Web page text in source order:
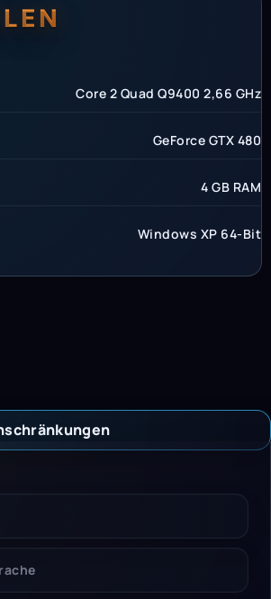
Core 2 Quad Q9400 2,66 GHz
GeForce GTX 480
4 GB RAM
Windows XP 64-Bit
&